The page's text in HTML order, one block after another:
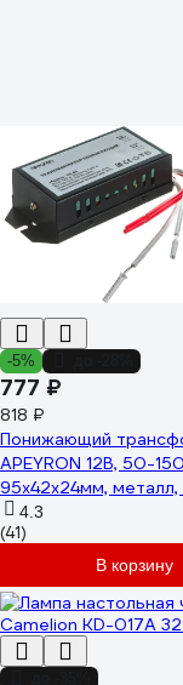
-5%
777 ₽
818 ₽
Понижающий
APEYRON 12В, 50-
95х42х24мм,
03-85
4.3
(41)
В корзину